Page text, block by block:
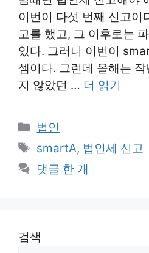
이번이 다섯 번째 신고이
고를 했고, 그 이후로는
있다. 그러니 이번이
셈이다. 그런데 올해는
지 않았던 … 더 읽기
카
테
리
법인
태
그
smartA, 법인세 신고
댓글 한 개
검색